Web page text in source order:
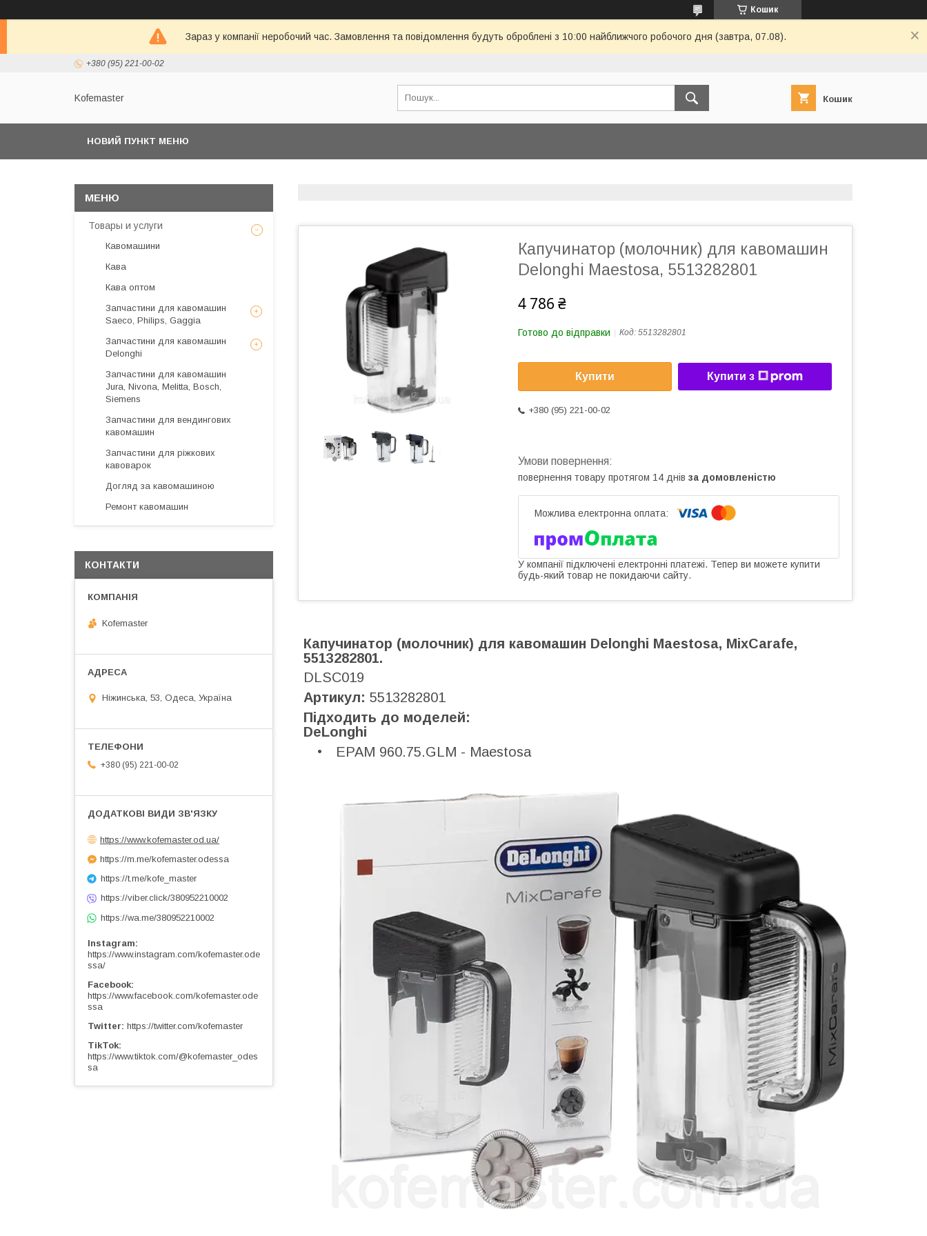
Кошик
Зараз у компанії неробочий час. Замовлення та повідомлення будуть оброблені з 10:00 найближчого робочого дня (завтра, 07.08).
+380 (95) 221-00-02
Kofemaster Кошик
НОВИЙ ПУНКТ МЕНЮ
Капучинатор (молочник) для кавомашин
Delonghi Maestosa, 5513282801
4 786 ₴
Готово до відправки Код: 5513282801
Купити Купити з
+380 (95) 221-00-02
повернення товару протягом 14 днів за домовленістю
У компанії підключені електронні платежі. Тепер ви можете купити
будь-який товар не покидаючи сайту.
Капучинатор (молочник) для кавомашин Delonghi Maestosa, MixCarafe,
5513282801.
DLSC019
Артикул: 5513282801
Підходить до моделей:
DeLonghi
EPAM 960.75.GLM - Maestosa
Товары и услуги
Кавомашини
Кава
Кава оптом
Запчастини для кавомашин
Saeco, Philips, Gaggia
Запчастини для кавомашин
Delonghi
Запчастини для кавомашин
Jura, Nivona, Melitta, Bosch,
Siemens
Запчастини для вендингових
кавомашин
Запчастини для ріжкових
кавоварок
Догляд за кавомашиною
Ремонт кавомашин
КОНТАКТИ
Kofemaster
Ніжинська, 53, Одеса, Україна
+380 (95) 221-00-02
https://www.kofemaster.od.ua/
https://m.me/kofemaster.odessa
https://t.me/kofe_master
https://viber.click/380952210002
https://wa.me/380952210002
Instagram
https://www.instagram.com/kofemaster.ode
ssa/
Facebook
https://www.facebook.com/kofemaster.ode
ssa
Twitter https://twitter.com/kofemaster
TikTok
https://www.tiktok.com/@kofemaster_odes
sa